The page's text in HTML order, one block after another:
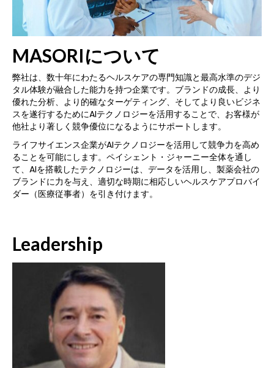
MASORIについて
弊社は、数十年にわたるヘルスケアの専門知識と最高水準のデジ
タル体験が融合した能力を持つ企業です。ブランドの成長、より
優れた分析、より的確なターゲティング、そしてより良いビジネ
スを遂行するためにAIテクノロジーを活用することで、お客様が
他社より著しく競争優位になるようにサポートします。
ライフサイエンス企業がAIテクノロジーを活用して競争力を高め
ることを可能にします。ペイシェント・ジャーニー全体を通し
て、AIを搭載したテクノロジーは、データを活用し、製薬会社の
ブランドに力を与え、適切な時期に相応しいヘルスケアプロバイ
ダー（医療従事者）を引き付けます。
Leadership